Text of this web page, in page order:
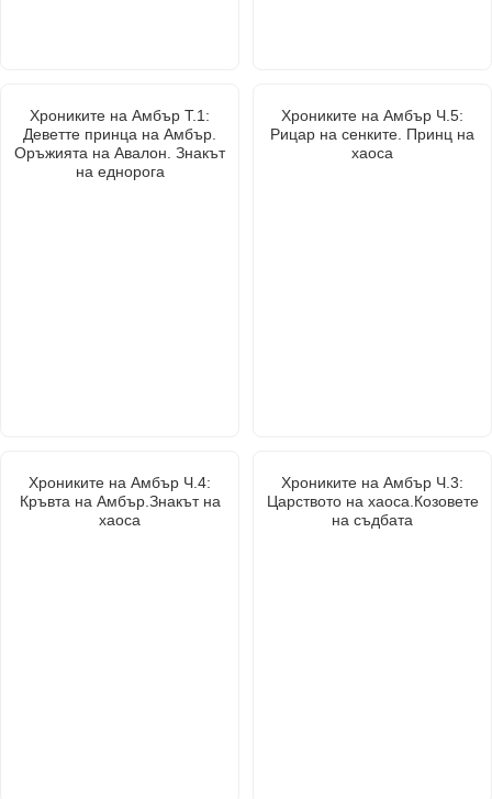
Хрониките на Амбър Т.1:
Деветте принца на Амбър.
Оръжията на Авалон. Знакът
на еднорога
Хрониките на Амбър Ч.5:
Рицар на сенките. Принц на
хаоса
Хрониките на Амбър Ч.4:
Кръвта на Амбър.Знакът на
хаоса
Хрониките на Амбър Ч.3:
Царството на хаоса.Козовете
на съдбата